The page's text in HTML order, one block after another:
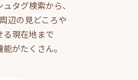
タグ検索から、
辺の見どころや
る現在地まで
がたくさん。